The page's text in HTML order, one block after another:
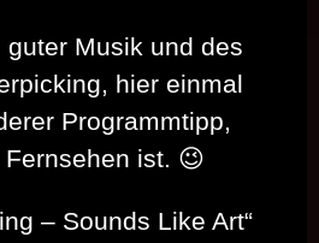
guter Musik und des
hier einmal
Programmtipp,
Fernsehen ist. 😉
– Sounds Like Art“